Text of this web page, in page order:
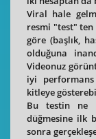
Viral hale
resmi "test" ten
göre (başlık,
olduğuna
Videonuz
iyi
kitleye
Bu testin ne
düğmesine ilk
sonra